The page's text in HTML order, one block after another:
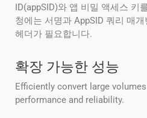
ID(appSID)와 앱 비밀 액세스 키
청에는 서명과 AppSID 쿼리 매
헤더가 필요합니다.
확장 가능한 성능
Efficiently convert large
performance and reliability.